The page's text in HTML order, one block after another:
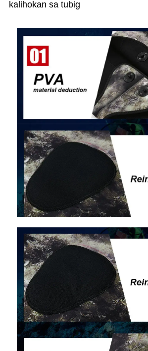
kalihokan sa tubig